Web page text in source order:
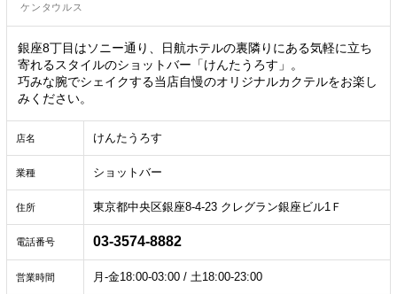
ケンタウルス
銀座8丁目はソニー通り、日航ホテルの裏隣りにある気軽に立ち
寄れるスタイルのショットバー「けんたうろす」。
巧みな腕でシェイクする当店自慢のオリジナルカクテルをお楽し
みください。
店名 けんたうろす
業種 ショットバー
住所 東京都中央区銀座8-4-23 クレグラン銀座ビル1Ｆ
電話番号 03-3574-8882
営業時間 月-金18:00-03:00 / 土18:00-23:00